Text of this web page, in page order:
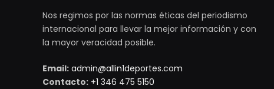
Nos regimos por las normas éticas del periodismo
internacional para llevar la mejor información y con
la mayor veracidad posible.
Email: admin@allin1deportes.com
Contacto: +1 346 475 5150